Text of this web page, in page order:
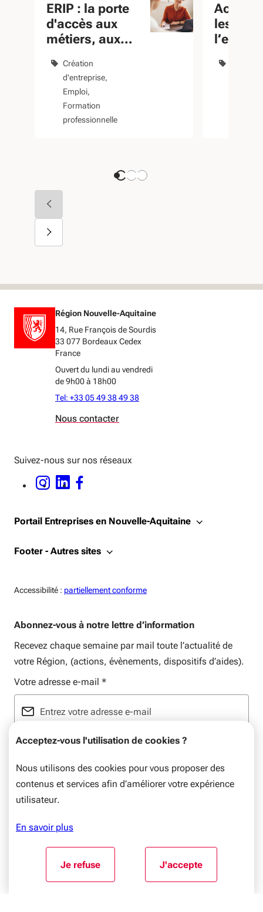
Acceptez-vous l'utilisation de cookies ?
Nous utilisons des cookies pour vous proposer des
contenus et services afin d’améliorer votre expérience
utilisateur.
En savoir plus
Je refuse
l'utilisation de cookies
J'accepte
l'utilisation de
ERIP : la porte
d'accès aux
métiers, aux
l'emploi
Création
d'entreprise
Emploi
Formation
professionnelle
les TPE
Région Nouvelle-Aquitaine
14, Rue François de Sourdis
33 077 Bordeaux Cedex
France
Ouvert du lundi au vendredi
de 9h00 à 18h00
Tel: +33 05 49 38 49 38
Nous contacter
Suivez-nous sur nos réseaux
INSTAGRAM - OUVERTURE DANS UNE NOUVELLE FENÊTRE
LINKEDIN - OUVERTURE DANS UNE NOUVELLE FENÊTRE
FACEBOOK - OUVERTURE DANS UNE NOUVELLE FENÊTRE
Portail Entreprises en Nouvelle-Aquitaine
Footer - Autres sites
Accessibilité : Accessiblité:
partiellement conforme
Abonnez-vous à notre lettre d’information
Recevez chaque semaine par mail toute l’actualité de
votre Région, (actions, évènements, dispositifs d’aides).
Votre adresse e-mail *
Format : email@domaine.com
Aller au début du contenu